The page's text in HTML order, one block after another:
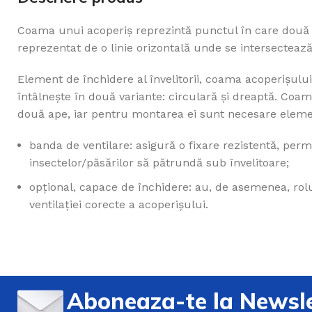
Jgheaburi si
Tigla Metalica
Bilka
Coama unui acoperiș reprezintă punctul în care
reprezentat de o linie orizontală unde se
Element de închidere al învelitorii, coama
întâlnește în două variante: circulară și dreaptă.
două ape, iar pentru montarea ei sunt necesare
banda de ventilare: asigură o fixare rezistentă,
insectelor/păsărilor să pătrundă sub învelitoare;
opțional, capace de închidere: au, de asemenea,
ventilației corecte a acoperișului.
Aboneaza-te la